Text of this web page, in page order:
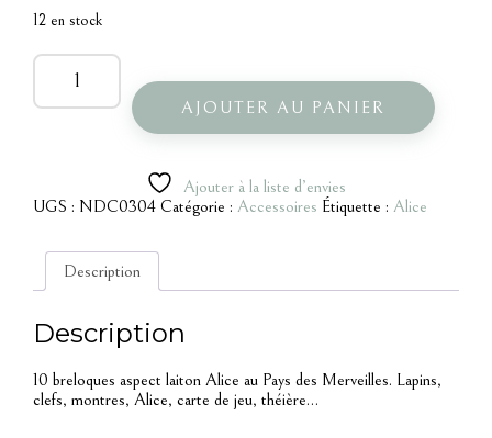
12 en stock
quantité
10
AJOUTER AU PANIER
Ajouter à la liste d’envies
UGS : NDC0304 Catégorie : Accessoires Étiquette : Alice
Description
Description
10 breloques aspect laiton Alice au Pays des Merveilles. Lapins,
clefs, montres, Alice, carte de jeu, théière…